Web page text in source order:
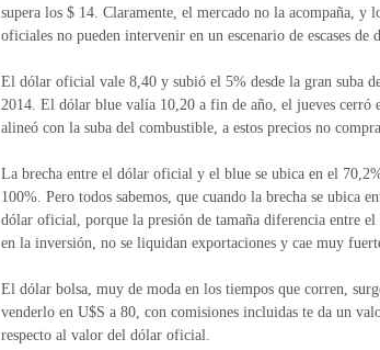
supera los $ 14. Claramente, el mercado no la acompaña, y
oficiales no pueden intervenir en un escenario de escases de
El dólar oficial vale 8,40 y subió el 5% desde la gran suba
2014. El dólar blue valía 10,20 a fin de año, el jueves cerró
alineó con la suba del combustible, a estos precios no
La brecha entre el dólar oficial y el blue se ubica en el
100%. Pero todos sabemos, que cuando la brecha se ubica
dólar oficial, porque la presión de tamaña diferencia entre
en la inversión, no se liquidan exportaciones y cae muy
El dólar bolsa, muy de moda en los tiempos que corren,
venderlo en U$S a 80, con comisiones incluidas te da un
respecto al valor del dólar oficial.